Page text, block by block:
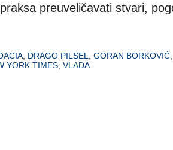
preuveličavati stvari,
DRAGO PILSEL GORAN BORKOVIĆ
YORK TIMES VLADA